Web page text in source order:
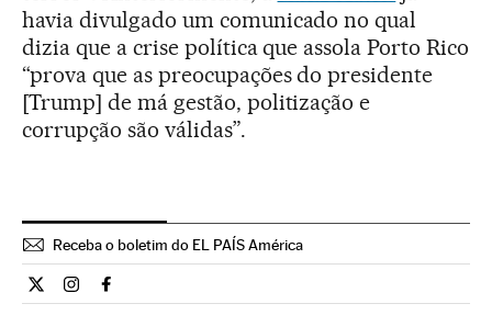
havia divulgado um comunicado no qual
dizia que a crise política que assola Porto Rico
“prova que as preocupações do presidente
[Trump] de má gestão, politização e
corrupção são válidas”.
Receba o boletim do EL PAÍS América
Internacional El País Brasil en Twitter
Internacional El País Brasil en Instagram
Internacional El País Brasil en Facebook